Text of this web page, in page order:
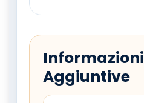
Informazioni
Aggiuntive